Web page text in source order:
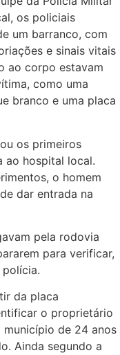
os policiais
um barranco, com
e sinais vitais
ao corpo estavam
como uma
branco e uma placa
os primeiros
ao hospital local.
o homem
dar entrada na
pela rodovia
para verificar,
da placa
o proprietário
de 24 anos
Ainda segundo a